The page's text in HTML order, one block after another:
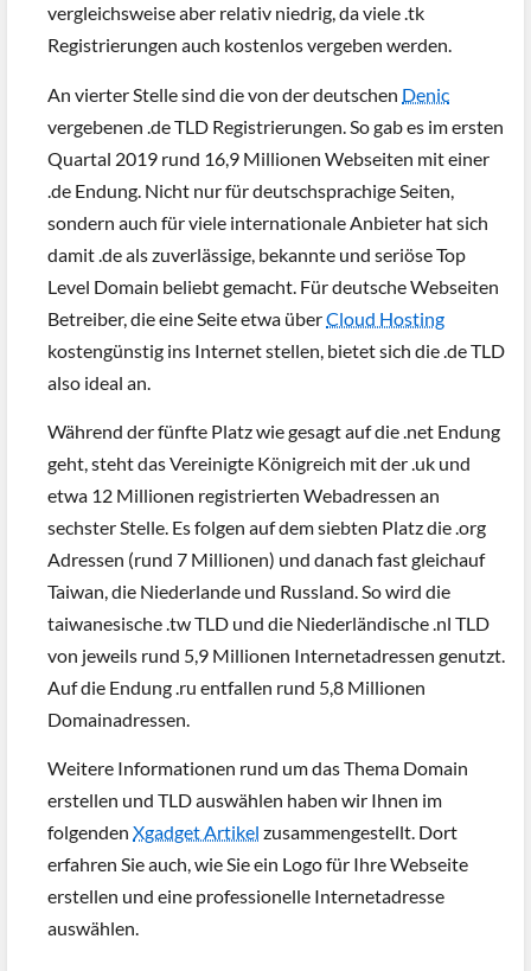
vergleichsweise aber relativ niedrig, da viele .tk
Registrierungen auch kostenlos vergeben werden.
An vierter Stelle sind die von der deutschen Denic
vergebenen .de TLD Registrierungen. So gab es im ersten
Quartal 2019 rund 16,9 Millionen Webseiten mit einer
.de Endung. Nicht nur für deutschsprachige Seiten,
sondern auch für viele internationale Anbieter hat sich
damit .de als zuverlässige, bekannte und seriöse Top
Level Domain beliebt gemacht. Für deutsche Webseiten
Betreiber, die eine Seite etwa überCloud Hosting
kostengünstig ins Internet stellen, bietet sich die .de TLD
also ideal an.
Während der fünfte Platz wie gesagt auf die .net Endung
geht, steht das Vereinigte Königreich mit der .uk und
etwa 12 Millionen registrierten Webadressen an
sechster Stelle. Es folgen auf dem siebten Platz die .org
Adressen (rund 7 Millionen) und danach fast gleichauf
Taiwan, die Niederlande und Russland. So wird die
taiwanesische .tw TLD und die Niederländische .nl TLD
von jeweils rund 5,9 Millionen Internetadressen genutzt.
Auf die Endung .ru entfallen rund 5,8 Millionen
Domainadressen.
Weitere Informationen rund um das Thema Domain
erstellen und TLD auswählen haben wir Ihnen im
folgenden Xgadget Artikel zusammengestellt. Dort
erfahren Sie auch, wie Sie ein Logo für Ihre Webseite
erstellen und eine professionelle Internetadresse
auswählen.